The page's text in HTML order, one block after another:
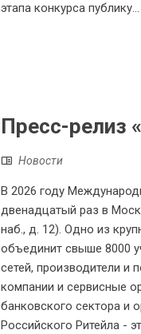
этапа конкурса публику...
Пресс-релиз
Новости
В 2026 году
двенадцатый раз в
наб., д. 12). Одно из
объединит свыше 8000
сетей, производители и
компании и сервисные
банковского сектора и
Российского Ритейла -